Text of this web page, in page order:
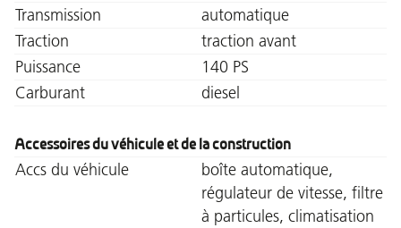
Transmission
automatique
Traction
traction avant
Puissance
140 PS
Carburant
diesel
Accessoires du véhicule et de la construction
Accs du véhicule
boîte automatique,
régulateur de vitesse, filtre
à particules, climatisation